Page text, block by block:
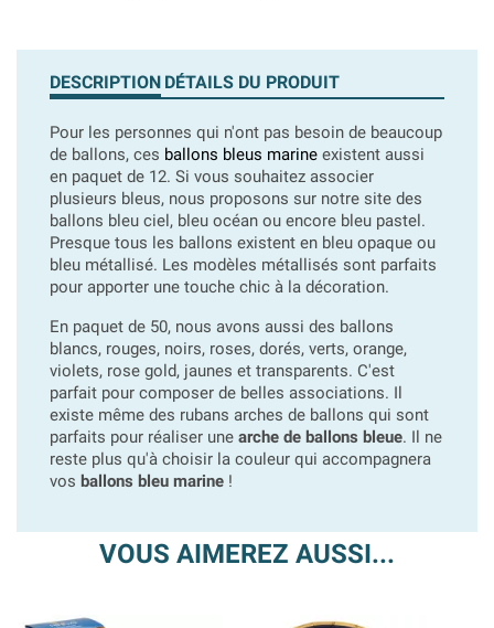
DESCRIPTION DÉTAILS DU PRODUIT
Pour les personnes qui n'ont pas besoin de beaucoup
de ballons, ces ballons bleus marine existent aussi
en paquet de 12. Si vous souhaitez associer
plusieurs bleus, nous proposons sur notre site des
ballons bleu ciel, bleu océan ou encore bleu pastel.
Presque tous les ballons existent en bleu opaque ou
bleu métallisé. Les modèles métallisés sont parfaits
pour apporter une touche chic à la décoration.
En paquet de 50, nous avons aussi des ballons
blancs, rouges, noirs, roses, dorés, verts, orange,
violets, rose gold, jaunes et transparents. C'est
parfait pour composer de belles associations. Il
existe même des rubans arches de ballons qui sont
parfaits pour réaliser une arche de ballons bleue. Il ne
reste plus qu'à choisir la couleur qui accompagnera
vos ballons bleu marine !
VOUS AIMEREZ AUSSI...